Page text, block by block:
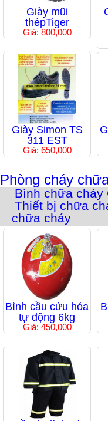
Giày mũi
thépTiger
Giá: 800,000
Giày Simon TS
311 EST
Giá: 650,000
Phòng cháy
Bình chữa cháy
Thiết bị chữa
chữa cháy
Bình cầu cứu hỏa
tự động 6kg
Giá: 450,000